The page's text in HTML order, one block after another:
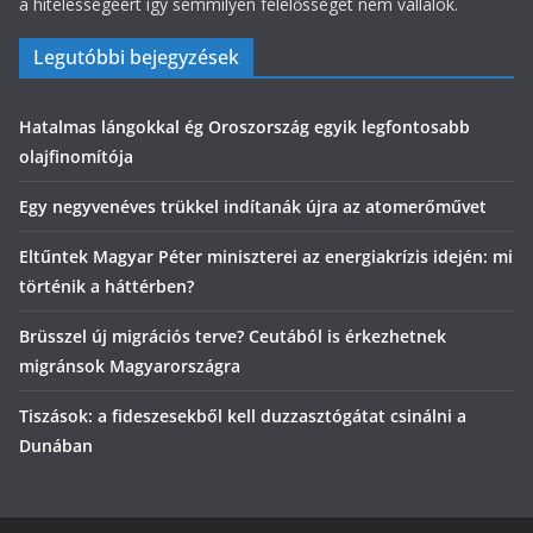
Legutóbbi bejegyzések
Hatalmas lángokkal ég Oroszország egyik legfontosabb
olajfinomítója
Egy negyvenéves trükkel indítanák újra az atomerőművet
Eltűntek Magyar Péter miniszterei az energiakrízis idején: mi
történik a háttérben?
Brüsszel új migrációs terve? Ceutából is érkezhetnek
migránsok Magyarországra
Tiszások: a fideszesekből kell duzzasztógátat csinálni a
Dunában